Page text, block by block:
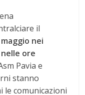
il
nei
ore
Pavia e
stanno
le comunicazioni